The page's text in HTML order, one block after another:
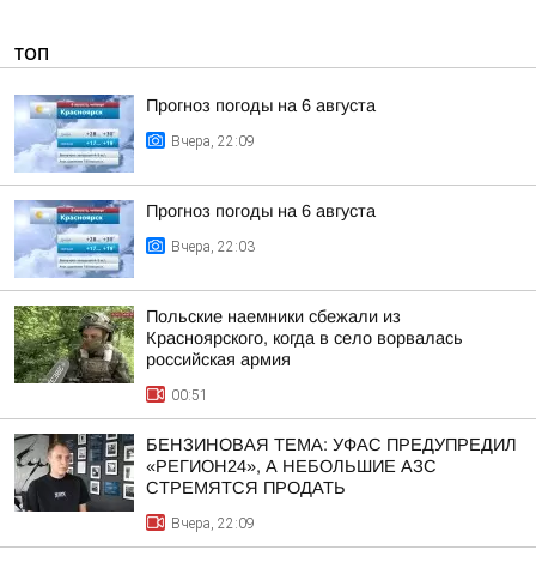
ТОП
Прогноз погоды на 6 августа
Вчера, 22:09
Прогноз погоды на 6 августа
Вчера, 22:03
Польские наемники сбежали из
Красноярского, когда в село ворвалась
российская армия
00:51
БЕНЗИНОВАЯ ТЕМА: УФАС ПРЕДУПРЕДИЛ
«РЕГИОН24», А НЕБОЛЬШИЕ АЗС
СТРЕМЯТСЯ ПРОДАТЬ
Вчера, 22:09